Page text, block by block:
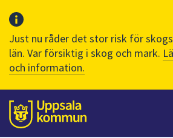
Just nu råder det stor risk för
län. Var försiktig i skog och mark.
och information.
Till sidans
huvudinnehåll